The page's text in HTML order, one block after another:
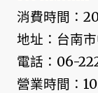
消費時間：
地址：台南
電話：06-
營業時間：